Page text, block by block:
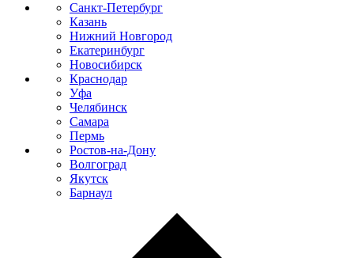
Санкт-Петербург
Казань
Нижний Новгород
Екатеринбург
Новосибирск
Краснодар
Уфа
Челябинск
Самара
Пермь
Ростов-на-Дону
Волгоград
Якутск
Барнаул